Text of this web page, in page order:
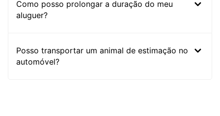
Como posso prolongar a duração do meu
aluguer?
Posso transportar um animal de estimação no
automóvel?